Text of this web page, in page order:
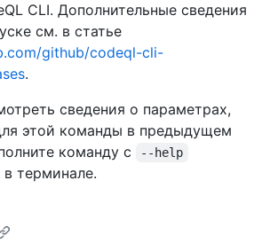
CLI. Дополнительные сведения
см. в статье
github/codeql-cli-
.
сведения о параметрах,
этой команды в предыдущем
команду с
--help
терминале.